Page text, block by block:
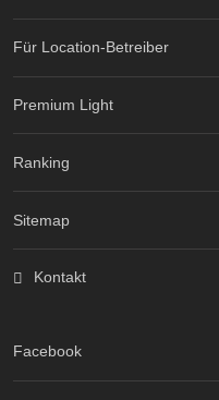
Für Location-Betreiber
Premium Light
Ranking
Sitemap
Kontakt
Facebook